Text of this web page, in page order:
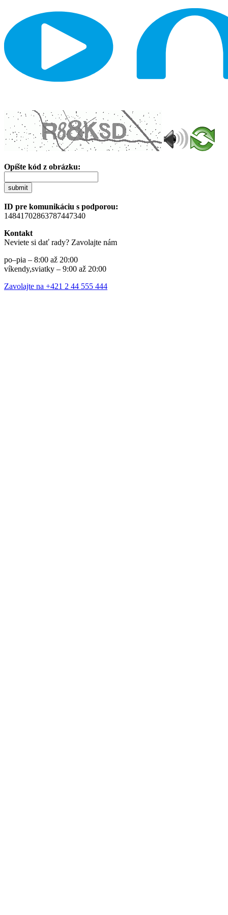
Opíšte kód z obrázku:
submit
ID pre komunikáciu s podporou:
14841702863787447340
Kontakt
Neviete si dať rady? Zavolajte nám
po–pia – 8:00 až 20:00
víkendy,sviatky – 9:00 až 20:00
Zavolajte na +421 2 44 555 444